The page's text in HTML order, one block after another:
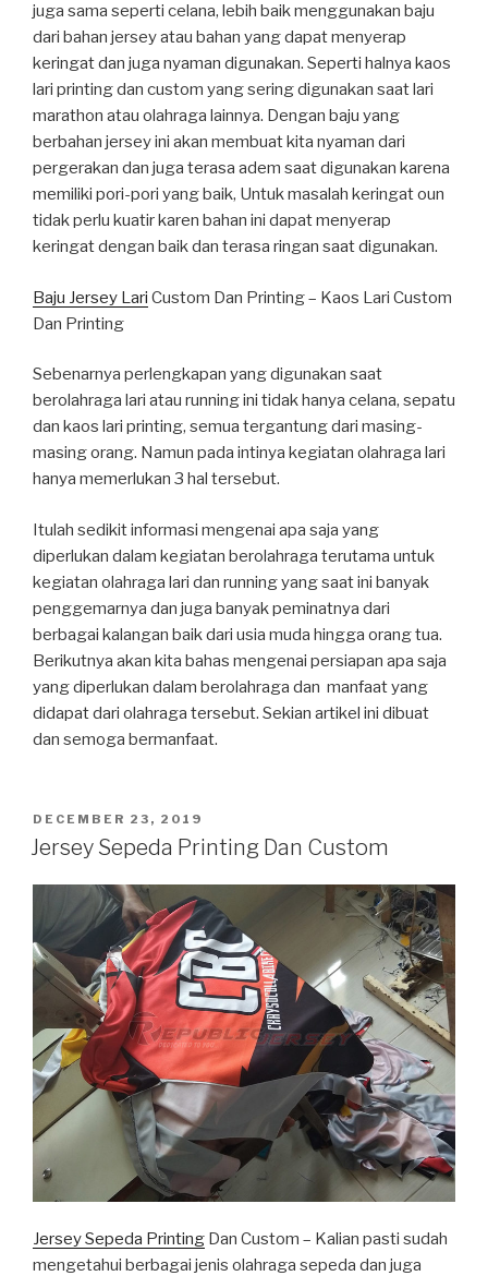
juga sama seperti celana, lebih baik menggunakan baju
dari bahan jersey atau bahan yang dapat menyerap
keringat dan juga nyaman digunakan. Seperti halnya kaos
lari printing dan custom yang sering digunakan saat lari
marathon atau olahraga lainnya. Dengan baju yang
berbahan jersey ini akan membuat kita nyaman dari
pergerakan dan juga terasa adem saat digunakan karena
memiliki pori-pori yang baik, Untuk masalah keringat oun
tidak perlu kuatir karen bahan ini dapat menyerap
keringat dengan baik dan terasa ringan saat digunakan.
Baju Jersey Lari Custom Dan Printing – Kaos Lari Custom
Dan Printing
Sebenarnya perlengkapan yang digunakan saat
berolahraga lari atau running ini tidak hanya celana, sepatu
dan kaos lari printing, semua tergantung dari masing-
masing orang. Namun pada intinya kegiatan olahraga lari
hanya memerlukan 3 hal tersebut.
Itulah sedikit informasi mengenai apa saja yang
diperlukan dalam kegiatan berolahraga terutama untuk
kegiatan olahraga lari dan running yang saat ini banyak
penggemarnya dan juga banyak peminatnya dari
berbagai kalangan baik dari usia muda hingga orang tua.
Berikutnya akan kita bahas mengenai persiapan apa saja
yang diperlukan dalam berolahraga dan manfaat yang
didapat dari olahraga tersebut. Sekian artikel ini dibuat
dan semoga bermanfaat.
POSTED
ON
DECEMBER 23, 2019
Jersey Sepeda Printing Dan Custom
Jersey Sepeda Printing Dan Custom – Kalian pasti sudah
mengetahui berbagai jenis olahraga sepeda dan juga